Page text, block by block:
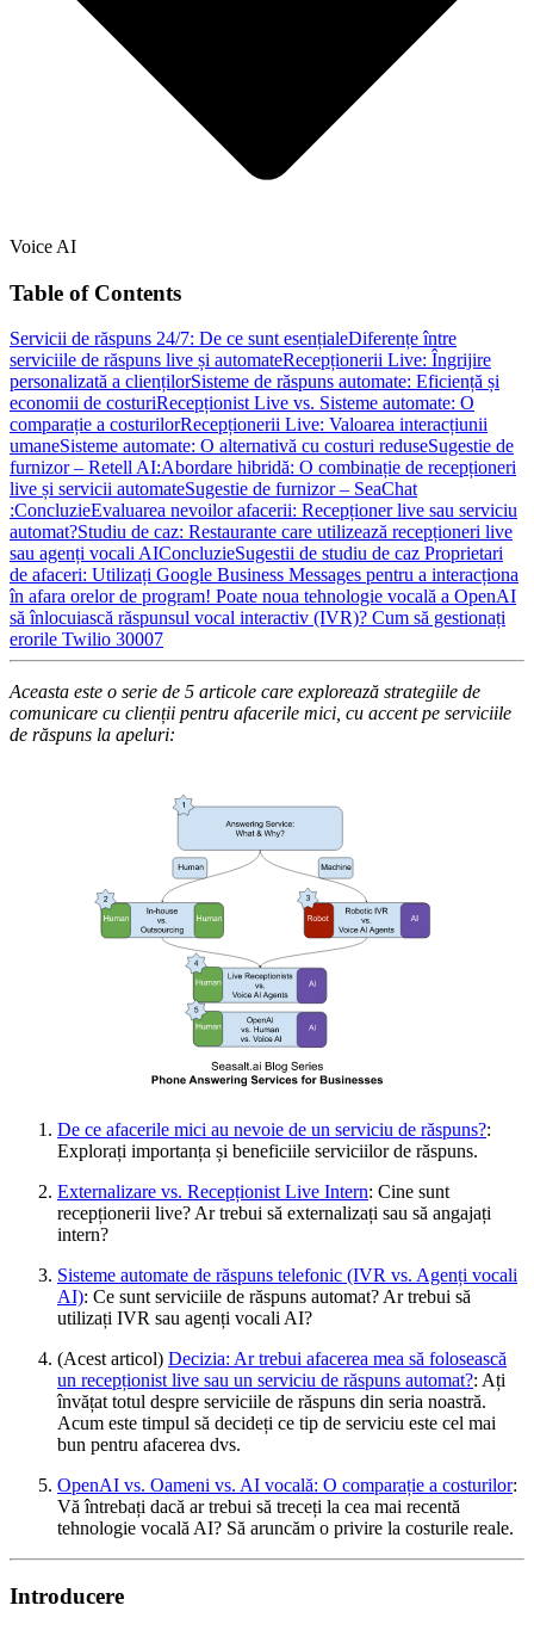
Voice AI
Table of Contents
Servicii de răspuns 24/7: De ce sunt esențialeDiferențe între
serviciile de răspuns live și automateRecepționerii Live: Îngrijire
personalizată a cliențilorSisteme de răspuns automate: Eficiență și
economii de costuriRecepționist Live vs. Sisteme automate: O
comparație a costurilorRecepționerii Live: Valoarea interacțiunii
umaneSisteme automate: O alternativă cu costuri reduseSugestie de
furnizor – Retell AI:Abordare hibridă: O combinație de recepționeri
live și servicii automateSugestie de furnizor – SeaChat
:ConcluzieEvaluarea nevoilor afacerii: Recepționer live sau serviciu
automat?Studiu de caz: Restaurante care utilizează recepționeri live
sau agenți vocali AIConcluzieSugestii de studiu de caz Proprietari
de afaceri: Utilizați Google Business Messages pentru a interacționa
în afara orelor de program! Poate noua tehnologie vocală a OpenAI
să înlocuiască răspunsul vocal interactiv (IVR)? Cum să gestionați
erorile Twilio 30007
Aceasta este o serie de 5 articole care explorează strategiile de
comunicare cu clienții pentru afacerile mici, cu accent pe serviciile
de răspuns la apeluri:
De ce afacerile mici au nevoie de un serviciu de răspuns?:
Explorați importanța și beneficiile serviciilor de răspuns.
Externalizare vs. Recepționist Live Intern: Cine sunt
recepționerii live? Ar trebui să externalizați sau să angajați
intern?
Sisteme automate de răspuns telefonic (IVR vs. Agenți vocali
AI): Ce sunt serviciile de răspuns automat? Ar trebui să
utilizați IVR sau agenți vocali AI?
(Acest articol) Decizia: Ar trebui afacerea mea să folosească
un recepționist live sau un serviciu de răspuns automat?: Ați
învățat totul despre serviciile de răspuns din seria noastră.
Acum este timpul să decideți ce tip de serviciu este cel mai
bun pentru afacerea dvs.
OpenAI vs. Oameni vs. AI vocală: O comparație a costurilor:
Vă întrebați dacă ar trebui să treceți la cea mai recentă
tehnologie vocală AI? Să aruncăm o privire la costurile reale.
Introducere